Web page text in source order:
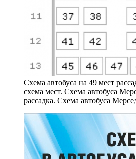
Схема автобуса на 49 мест
схема мест. Схема автобуса
рассадка. Схема автобуса